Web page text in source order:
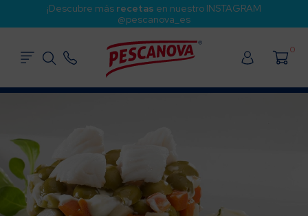
¡Descubre más recetas en nuestro INSTAGRAM
@pescanova_es
0